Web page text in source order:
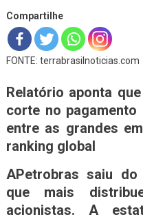
Compartilhe
FONTE: terrabrasilnoticias.com
Relatório aponta
corte no
entre as grandes
ranking global
APetrobras saiu
que mais
acionistas. A